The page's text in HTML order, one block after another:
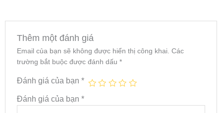
Thêm một đánh giá
Email của bạn sẽ không được hiển thị công khai. Các
trường bắt buộc được đánh dấu *
Đánh giá của bạn *
Đánh giá của bạn *